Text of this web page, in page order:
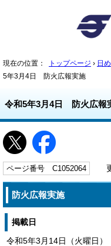
現在の位置： トップページ › 日
5年3月4日 防火広報実施
令和5年3月4日 防火広報
ページ番号 C1052064
防火広報実施
掲載日
令和5年3月14日（火曜日）